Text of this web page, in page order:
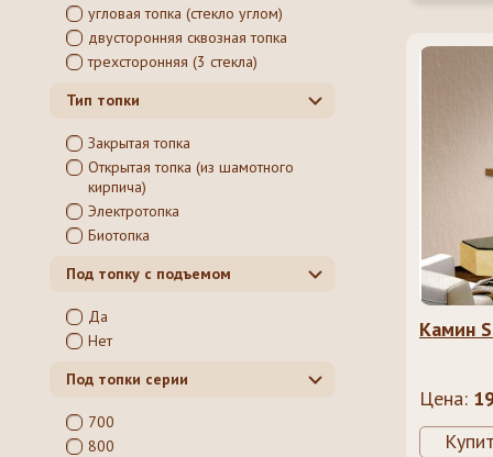
Камин
Цена:
угловая топка (стекло углом)
двусторонняя сквозная топка
трехсторонняя (3 стекла)
Тип топки
Закрытая топка
Открытая топка (из шамотного
кирпича)
Электротопка
Биотопка
Под топку с подъемом
Да
Нет
Под топки серии
700
800